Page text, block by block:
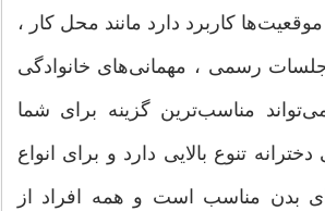
کاربرد دارد مانند محل کار ،
جلسات رسمی ، مهمانی‌های خانوادگی
مناسب‌ترین گزینه برای شما
تنوع بالایی دارد و برای انواع
بدن مناسب است و همه افراد از